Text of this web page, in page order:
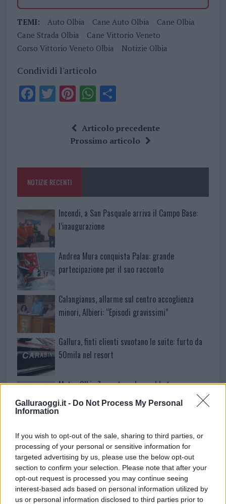
Galluraoggi.it - Do Not Process My Personal
Information
If you wish to opt-out of the sale, sharing to third parties, or
processing of your personal or sensitive information for
targeted advertising by us, please use the below opt-out
section to confirm your selection. Please note that after your
opt-out request is processed you may continue seeing
interest-based ads based on personal information utilized by
us or personal information disclosed to third parties prior to
TEMI: Auto Olbia Cane Auto Olbia
Cane Olbia
Cane Strada Olbia
Cane Vittorio Veneto
Corso Vittorio Veneto Olbia
Notizie Olbia
Condividi l'articolo
F
o
k
T Pi
te
re
W
at
s
p
S
a
re
Articolo precedente
Prossimo articolo
NOTIZIE RECENTI
Incendi, a San Pasquale arriva il Campo Base:
l’inaugurazione
Andrea Mura conquista Palau: grande
partecipazione per il suo racconto
Calangianus, allarme sul centro accoglienza
minori, Albieri: “Episodi gravissimi”
Gallura, finti clienti svuotano le suite: furto da
50mila nel resort
Meteo Olbia 7 agosto, sole e caldo tornano
protagonisti
fine agosto
Aggius conquista la classifica delle mete più
amate dell’estate 2026